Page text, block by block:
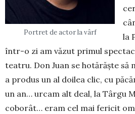
Portret de actor la vârf
la
într-o zi am văzut pri­mul
teatru. Don Juan se hotă­răște să
a pro­dus un al doilea clic, cu
un an… urcam alt deal, la Târ­gu
coborât… eram cel mai fericit om